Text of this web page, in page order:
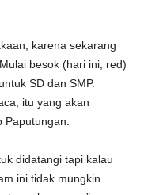
karena sekarang
besok (hari ini, red)
SD dan SMP.
itu yang akan
didatangi tapi kalau
ini tidak mungkin